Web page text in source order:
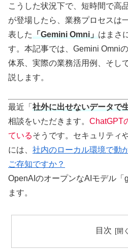
こうした状況下で、短時間で高
が登場したら、業務プロセスは
表した
「Gemini Omni」 はまさ
す。本記事では、Gemini Omni
体系、実際の業務活用例、そし
説します。
最近「 社外に出せないデータで
相談をいただきます。 ChatGPT
ているそうです。セキュリティ
には、 社内のローカル環境で動
ご存知ですか？
OpenAIのオープンなAIモデル「
ます。
目次